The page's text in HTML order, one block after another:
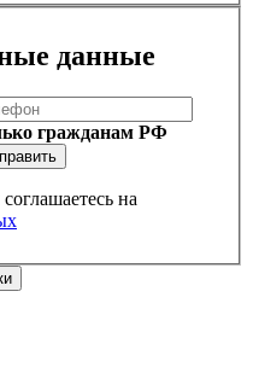
данные
гражданам РФ
на